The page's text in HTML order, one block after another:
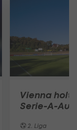
Vienna holt
Serie-A-
2. Liga